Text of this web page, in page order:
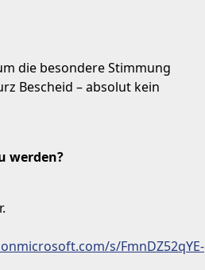
die besondere Stimmung
Bescheid – absolut kein
werden?
s/FmnDZ52qYE-